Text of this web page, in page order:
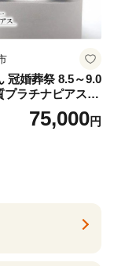
冠婚葬祭 8.5～9.0
プラチナピアス P
アコヤ真珠 ブラ
黒真珠75,000円